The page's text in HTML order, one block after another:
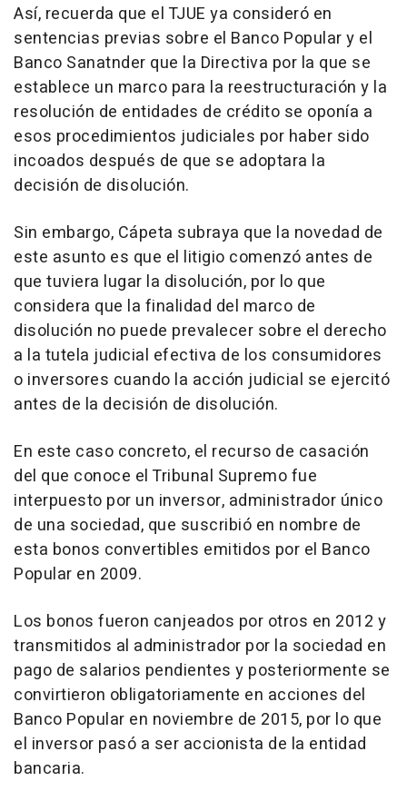
Así, recuerda que el TJUE ya consideró en
sentencias previas sobre el Banco Popular y el
Banco Sanatnder que la Directiva por la que se
establece un marco para la reestructuración y la
resolución de entidades de crédito se oponía a
esos procedimientos judiciales por haber sido
incoados después de que se adoptara la
decisión de disolución.
Sin embargo, Cápeta subraya que la novedad de
este asunto es que el litigio comenzó antes de
que tuviera lugar la disolución, por lo que
considera que la finalidad del marco de
disolución no puede prevalecer sobre el derecho
a la tutela judicial efectiva de los consumidores
o inversores cuando la acción judicial se ejercitó
antes de la decisión de disolución.
En este caso concreto, el recurso de casación
del que conoce el Tribunal Supremo fue
interpuesto por un inversor, administrador único
de una sociedad, que suscribió en nombre de
esta bonos convertibles emitidos por el Banco
Popular en 2009.
Los bonos fueron canjeados por otros en 2012 y
transmitidos al administrador por la sociedad en
pago de salarios pendientes y posteriormente se
convirtieron obligatoriamente en acciones del
Banco Popular en noviembre de 2015, por lo que
el inversor pasó a ser accionista de la entidad
bancaria.